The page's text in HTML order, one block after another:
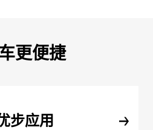
更便捷
步应用